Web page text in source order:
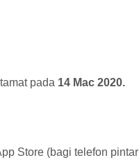
pada 14 Mac 2020.
Store (bagi telefon pintar